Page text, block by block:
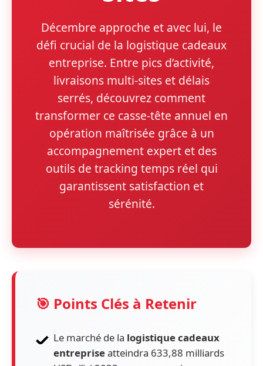
Décembre approche et avec lui, le
défi crucial de la logistique cadeaux
entreprise. Entre pics d’activité,
livraisons multi-sites et délais
serrés, découvrez comment
transformer ce casse-tête annuel en
opération maîtrisée grâce à un
accompagnement expert et des
outils de tracking temps réel qui
garantissent satisfaction et
sérénité.
🎯 Points Clés à Retenir
Le marché de la logistique cadeaux
entrepriseatteindra 633,88 milliards